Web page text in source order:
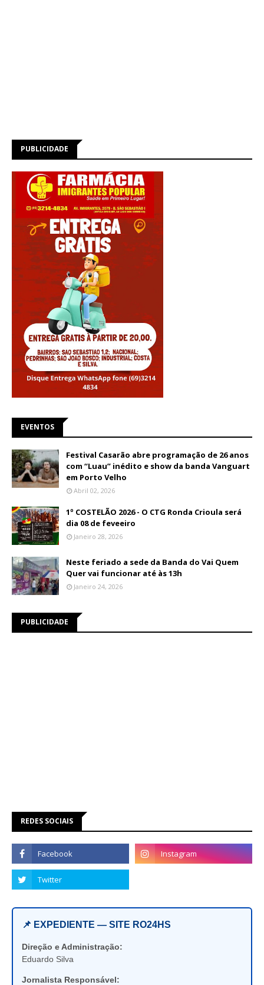
PUBLICIDADE
EVENTOS
Festival Casarão abre programação de 26 anos
com “Luau” inédito e show da banda Vanguart
em Porto Velho
Abril 02, 2026
1º COSTELÃO 2026 - O CTG Ronda Crioula será
dia 08 de feveeiro
Janeiro 28, 2026
Neste feriado a sede da Banda do Vai Quem
Quer vai funcionar até às 13h
Janeiro 24, 2026
PUBLICIDADE
REDES SOCIAIS
📌 EXPEDIENTE — SITE RO24HS
Direção e Administração:
Eduardo Silva
Jornalista Responsável: